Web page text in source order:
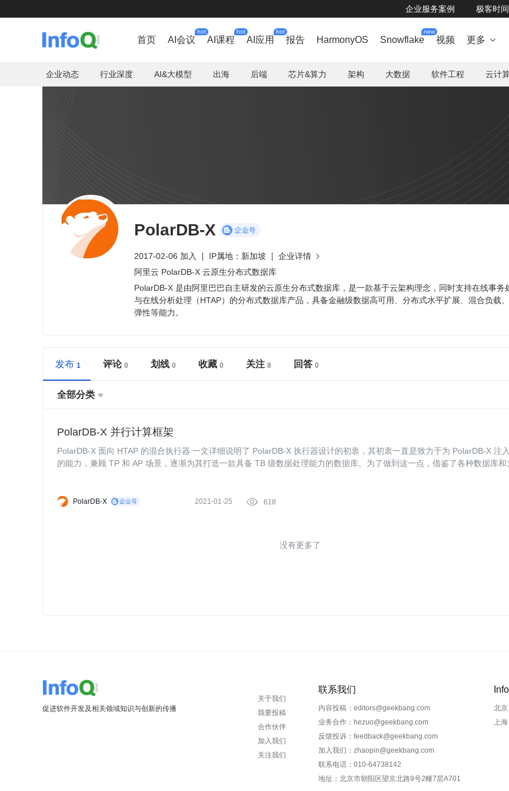
企业服务案例 极客时间
首页 AI会议
hot
AI课程
hot
AI应用
hot
报告 HarmonyOS Snowflake
new
视频 更多 
企业动态 行业深度 AI&大模型 出海 后端 芯片&算力 架构 大数据 软件工程 云计
PolarDB-X
2017-02-06 加入 IP属地：新加坡 企业详情 
阿里云 PolarDB-X 云原生分布式数据库
PolarDB-X 是由阿里巴巴自主研发的云原生分布式数据库，是一款基于云架构理念，同时支持在线事务
与在线分析处理（HTAP）的分布式数据库产品，具备金融级数据高可用、分布式水平扩展、混合负载
弹性等能力。
发布 评论 划线 收藏 关注 回答
全部分类 
PolarDB-X 并行计算框架
PolarDB-X 面向 HTAP 的混合执行器 一文详细说明了 PolarDB-X 执行器设计的初衷，其初衷一直是致力于为 PolarDB-X 注
的能力，兼顾 TP 和 AP 场景，逐渐为其打造一款具备 TB 级数据处理能力的数据库。为了做到这一点，借鉴了各种数据库和
PolarDB-X 2021-01-25  618
没有更多了
促进软件开发及相关领域知识与创新的传播
关于我们
我要投稿
合作伙伴
加入我们
关注我们
联系我们
内容投稿：editors@geekbang.com
业务合作：hezuo@geekbang.com
反馈投诉：feedback@geekbang.com
加入我们：zhaopin@geekbang.com
联系电话：010-64738142
地址：北京市朝阳区望京北路9号2幢7层A701
北
上